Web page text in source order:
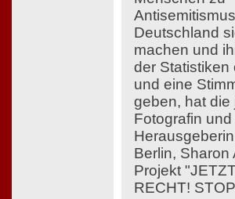
Deutschland
machen und
der Statistiken
und eine
geben, hat die
Fotografin
Berlin, Sharon
Projekt
RECHT! STOP